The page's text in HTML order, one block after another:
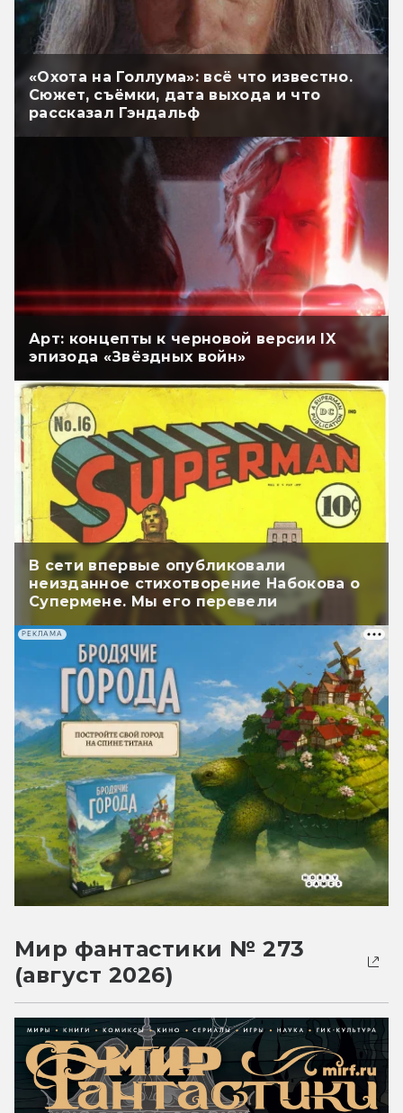
«Охота на Голлума»: всё что известно.
Сюжет, съёмки, дата выхода и что
рассказал Гэндальф
Арт: концепты к черновой версии IX
эпизода «Звёздных войн»
В сети впервые опубликовали
неизданное стихотворение Набокова о
Супермене. Мы его перевели
РЕКЛАМА
Мир фантастики № 273
(август 2026)